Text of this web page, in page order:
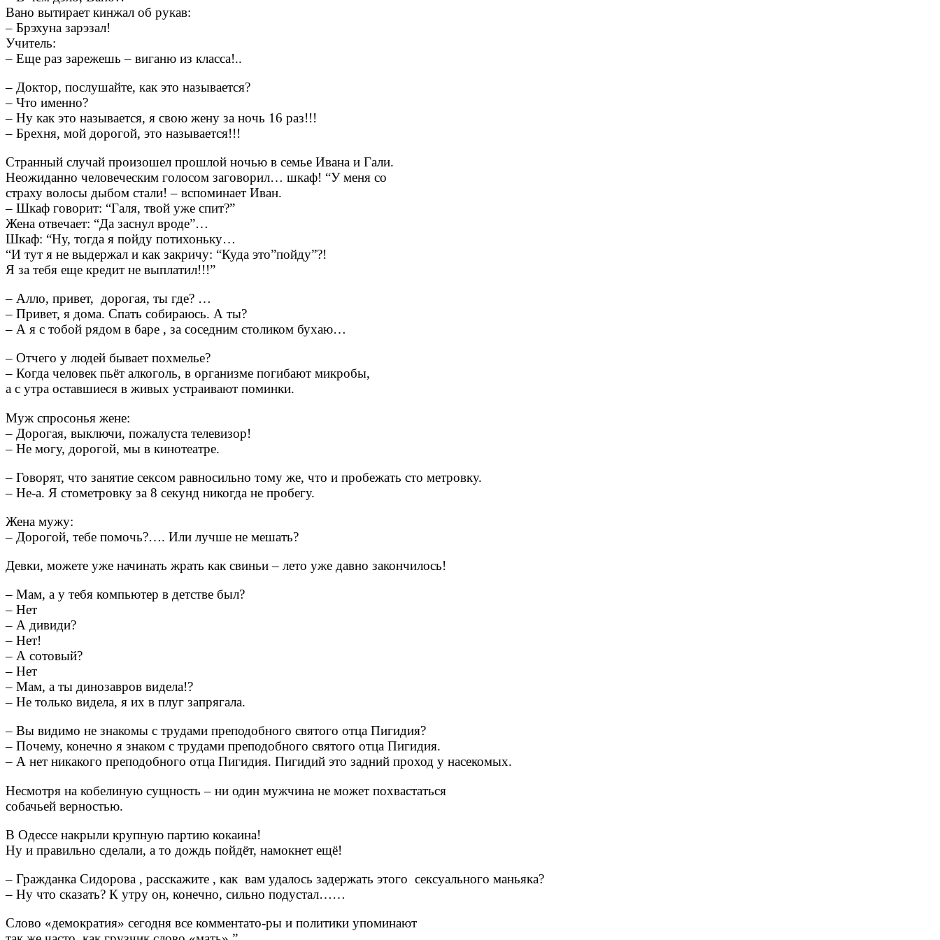
Вано вытирает кинжал об рукав:
– Брэхуна зарэзал!
Учитель:
– Еще раз зарежешь – виганю из класса!..
– Доктор, послушайте, как это называется?
– Что именно?
– Ну как это называется, я свою жену за ночь 16 раз!!!
– Брехня, мой дорогой, это называется!!!
Странный случай произошел прошлой ночью в семье Ивана и Гали.
Неожиданно человеческим голосом заговорил… шкаф! “У меня со
страху волосы дыбом стали! – вспоминает Иван.
– Шкаф говорит: “Галя, твой уже спит?”
Жена отвечает: “Да заснул вроде”…
Шкаф: “Ну, тогда я пойду потихоньку…
“И тут я не выдержал и как закричу: “Куда это”пойду”?!
Я за тебя еще кредит не выплатил!!!”
– Алло, привет, дорогая, ты где? …
– Привет, я дома. Спать собираюсь. А ты?
– А я с тобой рядом в баре , за соседним столиком бухаю…
– Отчего у людей бывает похмелье?
– Когда человек пьёт алкоголь, в организме погибают микробы,
а с утра оставшиеся в живых устраивают поминки.
Муж спросонья жене:
– Дорогая, выключи, пожалуста телевизор!
– Не могу, дорогой, мы в кинотеатре.
– Говорят, что занятие сексом равносильно тому же, что и пробежать сто метровку.
– Не-а. Я стометровку за 8 секунд никогда не пробегу.
Жена мужу:
– Дорогой, тебе помочь?…. Или лучше не мешать?
Девки, можете уже начинать жрать как свиньи – лето уже давно закончилось!
– Мам, а у тебя компьютер в детстве был?
– Нет
– А дивиди?
– Нет!
– А сотовый?
– Нет
– Мам, а ты динозавров видела!?
– Не только видела, я их в плуг запрягала.
– Вы видимо не знакомы с трудами преподобного святого отца Пигидия?
– Почему, конечно я знаком с трудами преподобного святого отца Пигидия.
– А нет никакого преподобного отца Пигидия. Пигидий это задний проход у насекомых.
Несмотря на кобелиную сущность – ни один мужчина не может похвастаться
собачьей верностью.
В Одессе накрыли крупную партию кокаина!
Ну и правильно сделали, а то дождь пойдёт, намокнет ещё!
– Гражданка Сидорова , расскажите , как вам удалось задержать этого сексуального маньяка?
– Ну что сказать? К утру он, конечно, сильно подустал……
Слово «демократия» сегодня все комментато-ры и политики упоминают